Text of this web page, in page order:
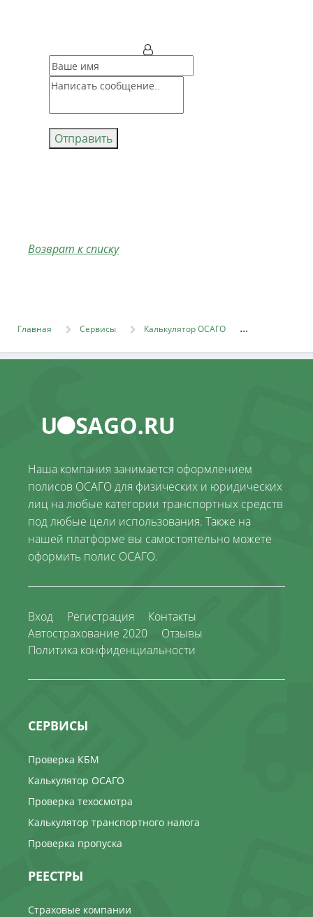
Отправить
Возврат к списку
Главная Сервисы Калькулятор ОСАГО
Наша компания занимается оформлением
полисов ОСАГО для физических и юридических
лиц на любые категории транспортных средств
под любые цели использования. Также на
нашей платформе вы самостоятельно можете
оформить полис ОСАГО.
Вход Регистрация
Контакты
Автострахование 2020
Отзывы
Политика конфиденциальности
СЕРВИСЫ
Проверка КБМ
Калькулятор ОСАГО
Проверка техосмотра
Калькулятор транспортного налога
Проверка пропуска
РЕЕСТРЫ
Страховые компании